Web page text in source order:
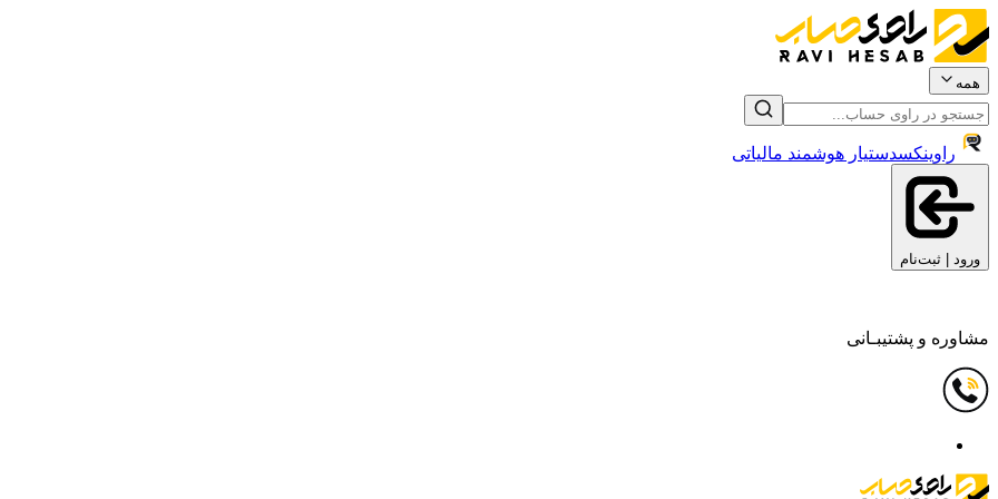
همه
راوینکسدستیار هوشمند مالیاتی
ورود | ثبت‌نام
مشاوره و پشتیبـانی